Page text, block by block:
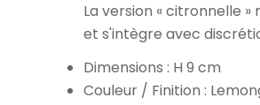
La version « citronnelle
et s'intègre avec
Dimensions : H 9 cm
Couleur / Finition :